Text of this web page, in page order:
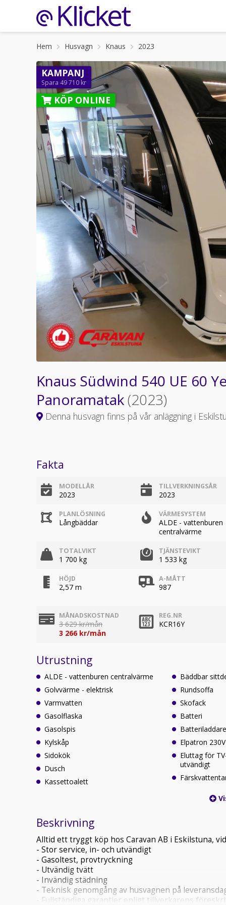
Hem Husvagn Knaus 2023
KAMPANJ
Spara 49 710 kr
KÖP ONLINE
Knaus Südwind 540 UE 60
Panoramatak(2023)
Denna husvagn finns på vår anläggning i
Fakta
MODELLÅR
2023
TILLVERKNINGSÅR
2023
PLANLÖSNING
Långbäddar
VÄRMESYSTEM
ALDE - vattenburen
centralvärme
TOTALVIKT
1 700 kg
TJÄNSTEVIKT
1 533 kg
HÖJD
2,57 m
A-MÅTT
987
MÅNADSKOSTNAD
3 629 kr/mån
3 266 kr/mån
REG.NR
KCR16Y
Utrustning
ALDE - vattenburen centralvärme
Golvvärme - elektrisk
Varmvatten
Gasolflaska
Gasolspis
Kylskåp
Sidokök
Dusch
Kassettoalett
Bäddbar
Rundsoffa
Skofack
Batteri
Batteriladdare
Elpatron 230V
Eluttag för
utvändigt
Beskrivning
Alltid ett tryggt köp hos Caravan AB i Eskilstuna,
- Stor service, in- och utvändigt
- Gasoltest, provtryckning
- Utvändig tvätt
- Invändig städning
- Teknisk genomgång av husvagnen på
- Fullständiga garantier enligt tillverkarens